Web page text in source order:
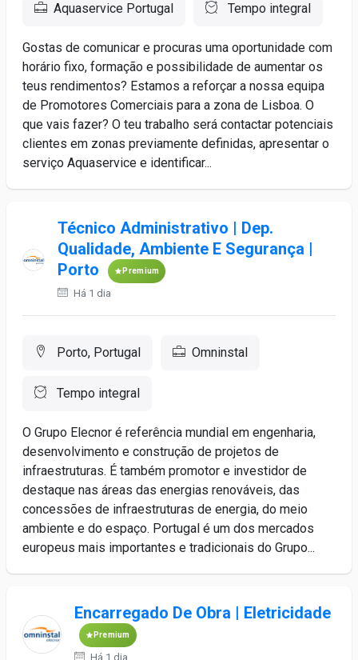
Aquaservice Portugal Tempo integral
Gostas de comunicar e procuras uma oportunidade com
horário fixo, formação e possibilidade de aumentar os
teus rendimentos? Estamos a reforçar a nossa equipa
de Promotores Comerciais para a zona de Lisboa. O
que vais fazer? O teu trabalho será contactar potenciais
clientes em zonas previamente definidas, apresentar o
serviço Aquaservice e identificar...
Técnico Administrativo | Dep.
Qualidade, Ambiente E Segurança |
Porto
Premium
Há 1 dia
Porto, Portugal Omninstal
Tempo integral
O Grupo Elecnor é referência mundial em engenharia,
desenvolvimento e construção de projetos de
infraestruturas. É também promotor e investidor de
destaque nas áreas das energias renováveis, das
concessões de infraestruturas de energia, do meio
ambiente e do espaço. Portugal é um dos mercados
europeus mais importantes e tradicionais do Grupo...
Encarregado De Obra | Eletricidade
Premium
Há 1 dia